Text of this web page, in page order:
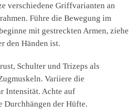
verschiedene Griffvarianten an
Führe die Bewegung im
mit gestreckten Armen, ziehe
den Händen ist.
Schulter und Trizeps als
Variiere die
Intensität. Achte auf
Durchhängen der Hüfte.